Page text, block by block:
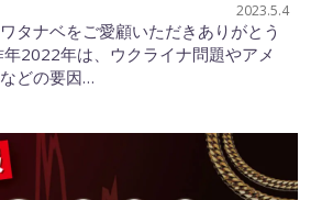
2023.5.4
タナベをご愛顧いただきありがとう
2022年は、ウクライナ問題やアメ
どの要因…